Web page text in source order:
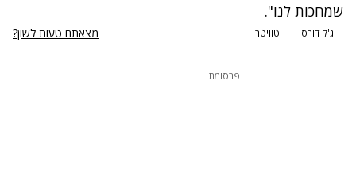
שמחכות לנו".
ג'ק דורסי טוויטר מצאתם טעות לשון?
פרסומת